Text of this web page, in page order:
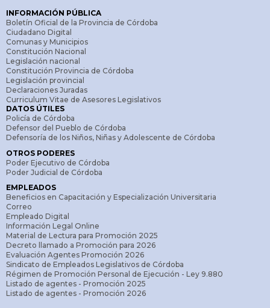
INFORMACIÓN PÚBLICA
Boletín Oficial de la Provincia de Córdoba
Ciudadano Digital
Comunas y Municipios
Constitución Nacional
Legislación nacional
Constitución Provincia de Córdoba
Legislación provincial
Declaraciones Juradas
Curriculum Vitae de Asesores Legislativos
DATOS ÚTILES
Policía de Córdoba
Defensor del Pueblo de Córdoba
Defensoría de los Niños, Niñas y Adolescente de Córdoba
OTROS PODERES
Poder Ejecutivo de Córdoba
Poder Judicial de Córdoba
EMPLEADOS
Beneficios en Capacitación y Especialización Universitaria
Correo
Empleado Digital
Información Legal Online
Material de Lectura para Promoción 2025
Decreto llamado a Promoción para 2026
Evaluación Agentes Promoción 2026
Sindicato de Empleados Legislativos de Córdoba
Régimen de Promoción Personal de Ejecución - Ley 9.880
Listado de agentes - Promoción 2025
Listado de agentes - Promoción 2026